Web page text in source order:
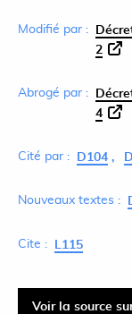
Modifié par :
2
Abrogé par :
4
Cité par : D104
Nouveaux textes :
Cite : L115
Voir la source